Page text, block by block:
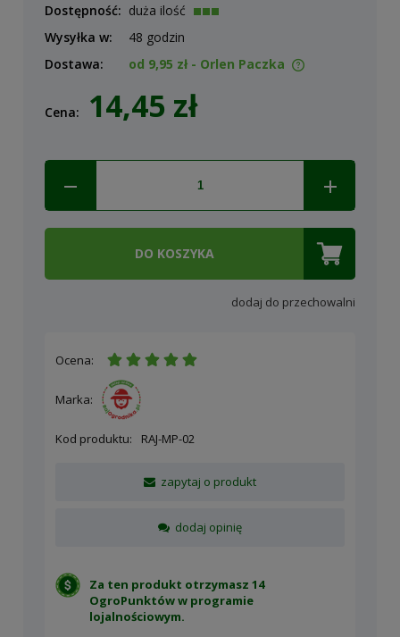
Dostępność: duża ilość
Wysyłka w:
48 godzin
Dostawa:
od 9,95 zł - Orlen Paczka
Cena: 14,45 zł
DO KOSZYKA
dodaj do przechowalni
Ocena:
Marka:
Kod produktu: RAJ-MP-02
zapytaj o produkt
dodaj opinię
Za ten produkt otrzymasz 14
OgroPunktów w programie
lojalnościowym.